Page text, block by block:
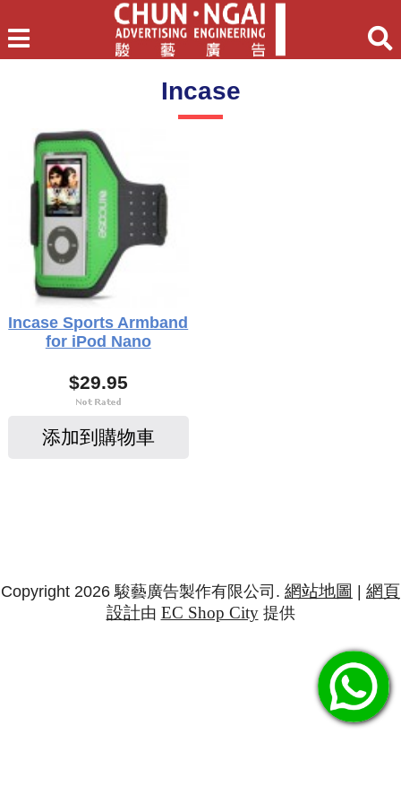
Incase
Incase Sports Armband
for iPod Nano
$29.95
添加到購物車
Copyright 2026 駿藝廣告製作有限公司. 網站地圖
網頁
設計由 EC Shop City提供